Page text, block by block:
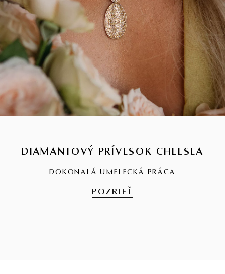
DIAMANTOVÝ PRÍVESOK CHELSEA
DOKONALÁ UMELECKÁ PRÁCA
POZRIEŤ